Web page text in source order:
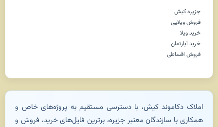
جزیره کیش
فروش ویلایی
خرید ویلا
خرید آپارتمان
فروش اقساطی
املاک دکاموند کیش، با دسترسی مستقیم به پروژه‌های خاص و
همکاری با سازندگان معتبر جزیره، برترین فایل‌های خرید، فروش و